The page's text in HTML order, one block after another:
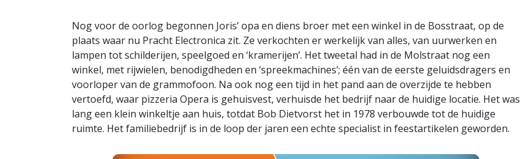
Nog voor de oorlog begonnen Joris’ opa en diens broer met een winkel in de Bosstraat, op de
plaats waar nu Pracht Electronica zit. Ze verkochten er werkelijk van alles, van uurwerken en
lampen tot schilderijen, speelgoed en ‘kramerijen’. Het tweetal had in de Molstraat nog een
winkel, met rijwielen, benodigdheden en ‘spreekmachines’; één van de eerste geluidsdragers en
voorloper van de grammofoon. Na ook nog een tijd in het pand aan de overzijde te hebben
vertoefd, waar pizzeria Opera is gehuisvest, verhuisde het bedrijf naar de huidige locatie. Het was
lang een klein winkeltje aan huis, totdat Bob Dietvorst het in 1978 verbouwde tot de huidige
ruimte. Het familiebedrijf is in de loop der jaren een echte specialist in feestartikelen geworden.